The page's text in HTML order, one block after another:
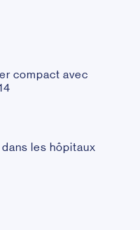
compact avec
les hôpitaux